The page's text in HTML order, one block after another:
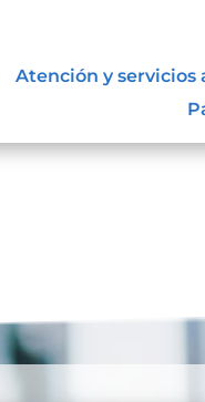
Atención y servicios
información